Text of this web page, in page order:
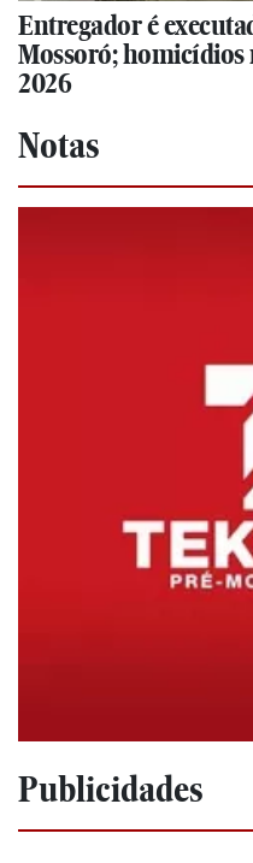
Entregador é
Mossoró; homicídios
2026
Notas
Publicidades